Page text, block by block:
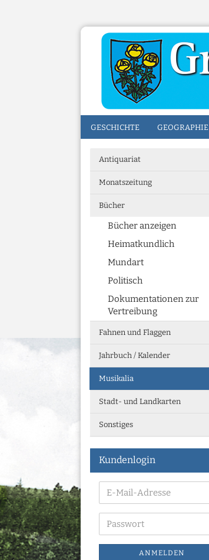
GESCHICHTE GEOGRAPHIE
Antiquariat
Monatszeitung
Bücher
Bücher anzeigen
Heimatkundlich
Mundart
Politisch
Dokumentationen zur
Vertreibung
Fahnen und Flaggen
Jahrbuch / Kalender
Musikalia
Stadt- und Landkarten
Sonstiges
Kundenlogin
ANMELDEN